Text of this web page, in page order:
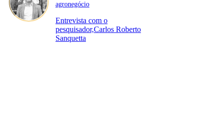
agronegócio
Entrevista com o
pesquisador,Carlos Roberto
Sanquetta